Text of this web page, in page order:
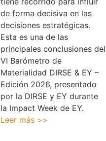
de forma decisiva en las
decisiones estratégicas.
Esta es una de las
principales conclusiones del
VI Barómetro de
Materialidad DIRSE & EY –
Edición 2026, presentado
por la DIRSE y EY durante
la Impact Week de EY.
Leer más >>